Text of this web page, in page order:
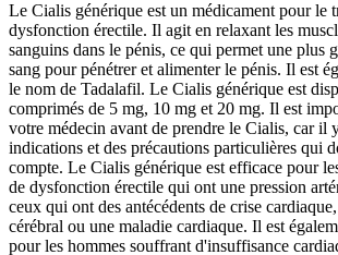
Le Cialis générique est un médicament pour le
dysfonction érectile. Il agit en relaxant les
sanguins dans le pénis, ce qui permet une plus
sang pour pénétrer et alimenter le pénis. Il est
le nom de Tadalafil. Le Cialis générique est
comprimés de 5 mg, 10 mg et 20 mg. Il est
votre médecin avant de prendre le Cialis, car il
indications et des précautions particulières qui
compte. Le Cialis générique est efficace pour
de dysfonction érectile qui ont une pression
ceux qui ont des antécédents de crise
cérébral ou une maladie cardiaque. Il est
pour les hommes souffrant d'insuffisance